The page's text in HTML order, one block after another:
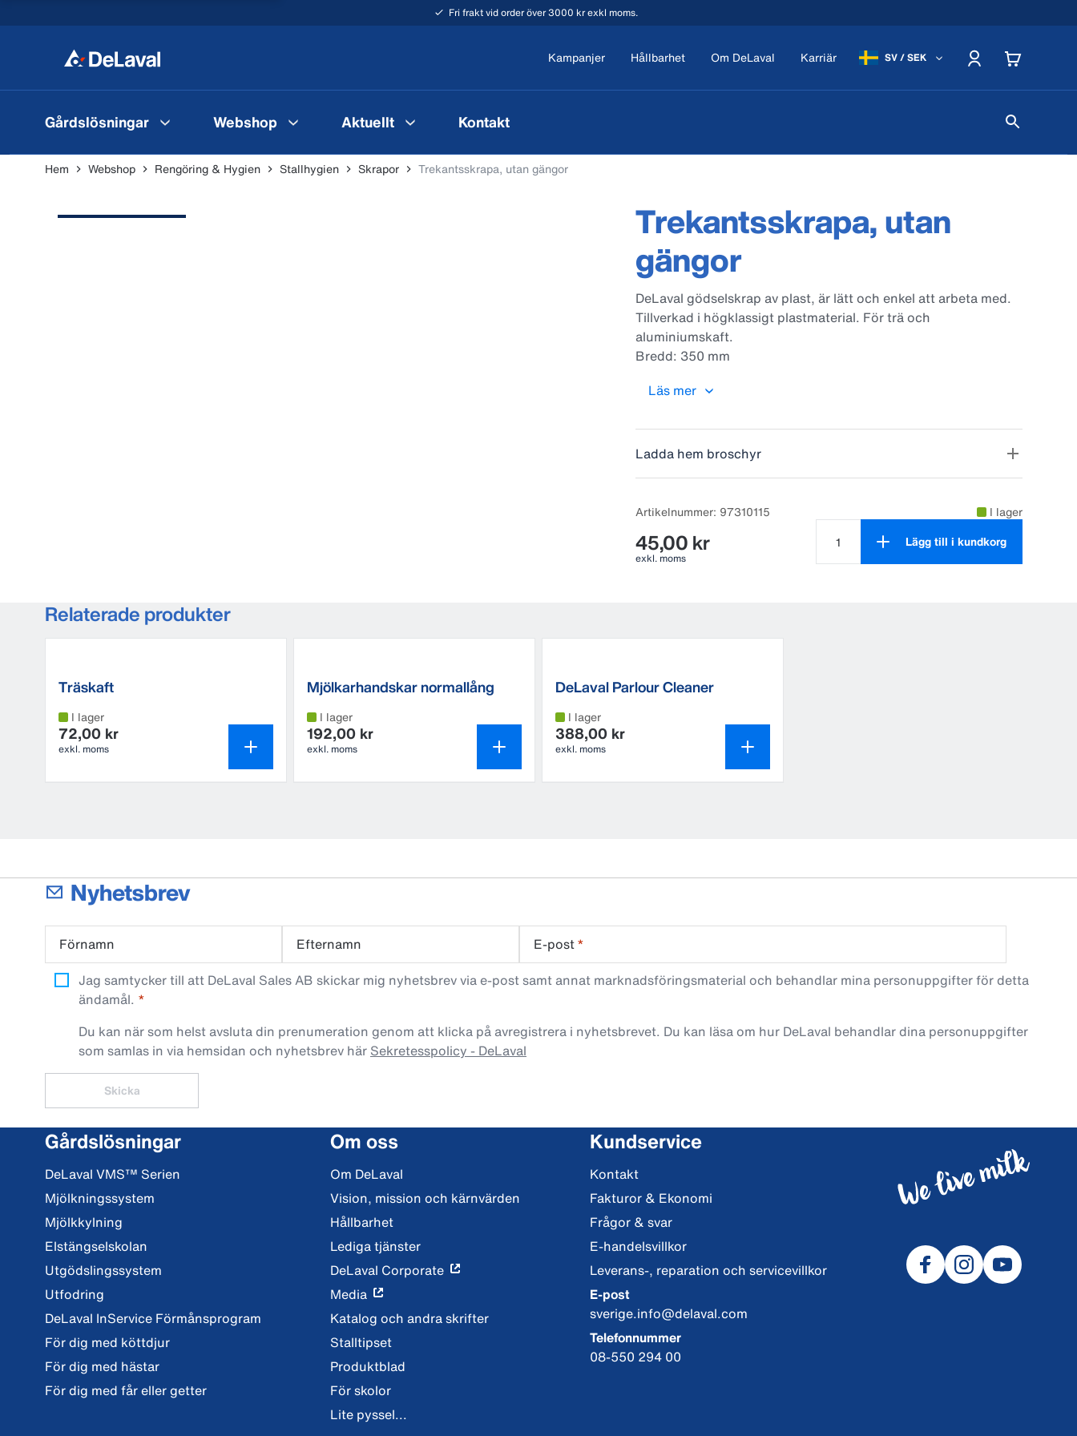
Fri frakt vid order över 3000 kr exkl moms.
Kampanjer Hållbarhet Om DeLaval Karriär SV / SEK
Gårdslösningar Webshop Aktuellt Kontakt
Hem Webshop Rengöring & Hygien Stallhygien Skrapor Trekantsskrapa, utan gängor
Trekantsskrapa, utan
gängor
DeLaval gödselskrap av plast, är lätt och enkel att arbeta med.
Tillverkad i högklassigt plastmaterial. För trä och
aluminiumskaft.
Bredd: 350 mm
Läs mer
Ladda hem broschyr
Artikelnummer: 97310115 I lager
45,00 kr
exkl. moms
Lägg till i kundkorg
Relaterade produkter
Träskaft
I lager
72,00 kr
exkl. moms
Mjölkarhandskar normallång
I lager
192,00 kr
exkl. moms
DeLaval Parlour Cleaner
I lager
388,00 kr
exkl. moms
Nyhetsbrev
Förnamn Efternamn E-post*
Jag samtycker till att DeLaval Sales AB skickar mig nyhetsbrev via e-post samt annat marknadsföringsmaterial och behandlar mina personuppgifter för detta
ändamål.
Du kan när som helst avsluta din prenumeration genom att klicka på avregistrera i nyhetsbrevet. Du kan läsa om hur DeLaval behandlar dina personuppgifter
som samlas in via hemsidan och nyhetsbrev här Sekretesspolicy - DeLaval
Skicka
Gårdslösningar
DeLaval VMS™ Serien
Mjölkningssystem
Mjölkkylning
Elstängselskolan
Utgödslingssystem
Utfodring
DeLaval InService Förmånsprogram
För dig med köttdjur
För dig med hästar
För dig med får eller getter
Om oss
Om DeLaval
Vision, mission och kärnvärden
Hållbarhet
Lediga tjänster
DeLaval Corporate
Media
Katalog och andra skrifter
Stalltipset
Produktblad
För skolor
Lite pyssel...
Kundservice
Kontakt
Fakturor & Ekonomi
Frågor & svar
E-handelsvillkor
Leverans-, reparation och servicevillkor
E-post
sverige.info@delaval.com
Telefonnummer
08-550 294 00